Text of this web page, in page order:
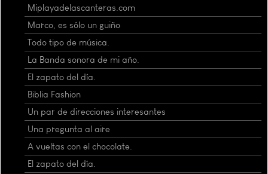
Miplayadelascanteras.com
Marco, es sólo un guiño
Todo tipo de música.
La Banda sonora de mi año.
El zapato del día.
Biblia Fashion
Un par de direcciones interesantes
Una pregunta al aire
A vueltas con el chocolate.
El zapato del día.